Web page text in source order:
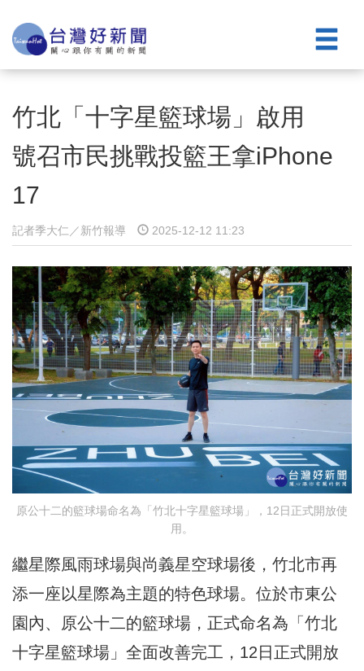
竹北「十字星籃球場」啟用
號召市民挑戰投籃王拿iPhone
17
記者季大仁／新竹報導 2025-12-12 11:23
原公十二的籃球場命名為「竹北十字星籃球場」，12日正式開放使
用。
繼星際風雨球場與尚義星空球場後，竹北市再
添一座以星際為主題的特色球場。位於市東公
園內、原公十二的籃球場，正式命名為「竹北
十字星籃球場」全面改善完工，12日正式開放